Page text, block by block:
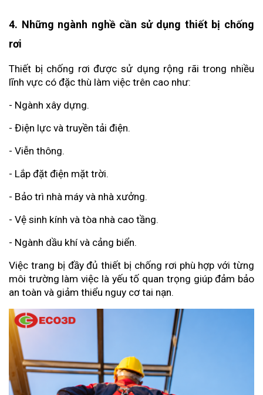
4. Những ngành nghề cần sử dụng thiết bị chống
rơi
Thiết bị chống rơi được sử dụng rộng rãi trong nhiều
lĩnh vực có đặc thù làm việc trên cao như:
- Ngành xây dựng.
- Điện lực và truyền tải điện.
- Viễn thông.
- Lắp đặt điện mặt trời.
- Bảo trì nhà máy và nhà xưởng.
- Vệ sinh kính và tòa nhà cao tầng.
- Ngành dầu khí và cảng biển.
Việc trang bị đầy đủ thiết bị chống rơi phù hợp với từng
môi trường làm việc là yếu tố quan trọng giúp đảm bảo
an toàn và giảm thiểu nguy cơ tai nạn.